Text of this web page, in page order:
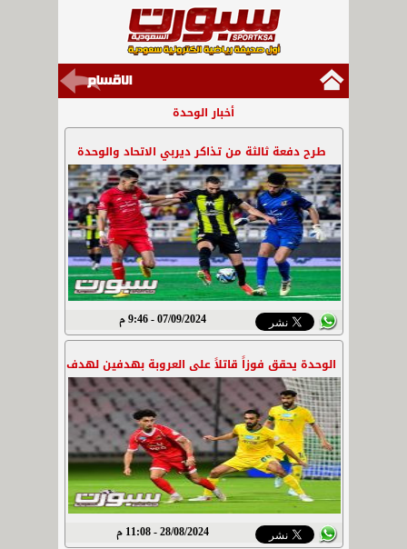
أخبار الوحدة
طرح دفعة ثالثة من تذاكر ديربي الاتحاد والوحدة
07/09/2024 - 9:46 م
الوحدة يحقق فوزاً قاتلاً على العروبة بهدفين لهدف
28/08/2024 - 11:08 م